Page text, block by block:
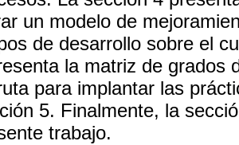
un modelo de
de desarrollo sobre el
la matriz de grados
para implantar las
5. Finalmente, la
trabajo.